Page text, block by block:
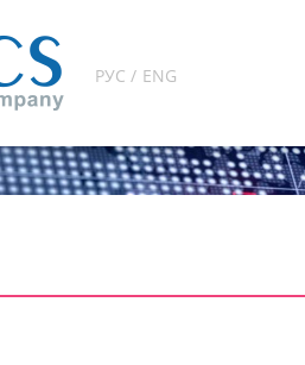
РУС / ENG